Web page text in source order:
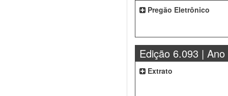
Pregão Eletrônico
Edição 6.093 | Ano
Extrato